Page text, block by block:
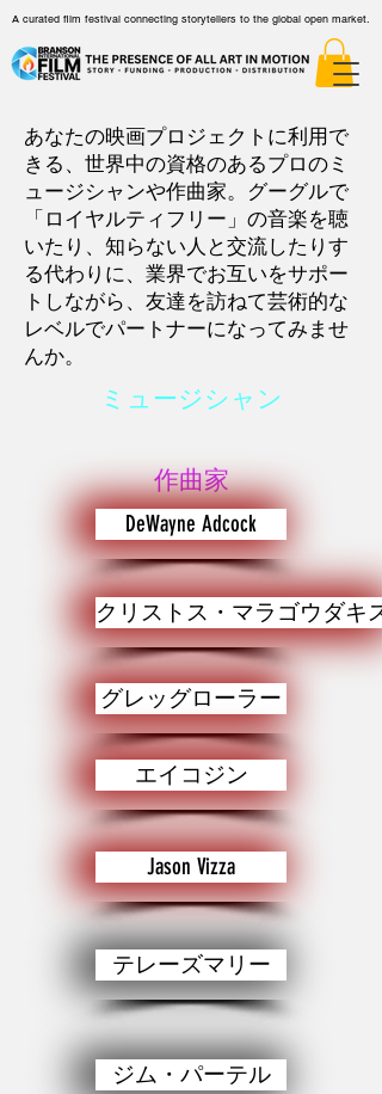
A curated film festival connecting storytellers to the global open market.
あなたの映画プロジェクトに利用で
きる、世界中の資格のあるプロのミ
ュージシャンや作曲家。グーグルで
「ロイヤルティフリー」の音楽を聴
いたり、知らない人と交流したりす
る代わりに、業界でお互いをサポー
トしながら、友達を訪ねて芸術的な
レベルでパートナーになってみませ
んか。
ミュージシャン
作曲家
DeWayne Adcock
クリストス・マラゴウダキス
グレッグローラー
エイコジン
Jason Vizza
テレーズマリー
ジム・パーテル